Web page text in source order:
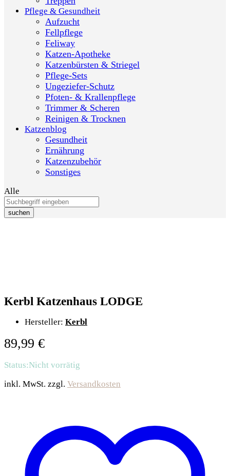
Pflege & Gesundheit
Aufzucht
Fellpflege
Feliway
Katzen-Apotheke
Katzenbürsten & Striegel
Pflege-Sets
Ungeziefer-Schutz
Pfoten- & Krallenpflege
Trimmer & Scheren
Reinigen & Trocknen
Katzenblog
Gesundheit
Ernährung
Katzenzubehör
Sonstiges
Alle
suchen
Kerbl Katzenhaus LODGE
Hersteller: Kerbl
89,99 €
Status:Nicht vorrätig
inkl. MwSt. zzgl. Versandkosten